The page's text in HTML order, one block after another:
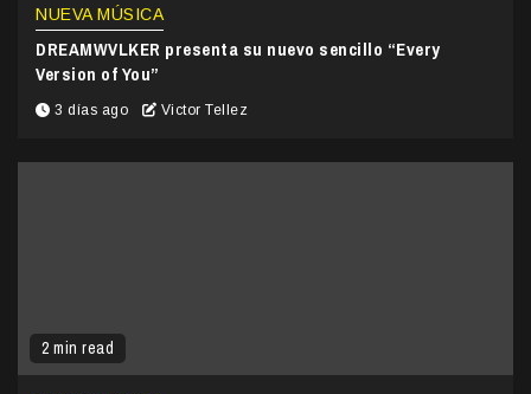
NUEVA MÚSICA
DREAMWVLKER presenta su nuevo sencillo “Every
Version of You”
3 días ago Victor Tellez
2 min read